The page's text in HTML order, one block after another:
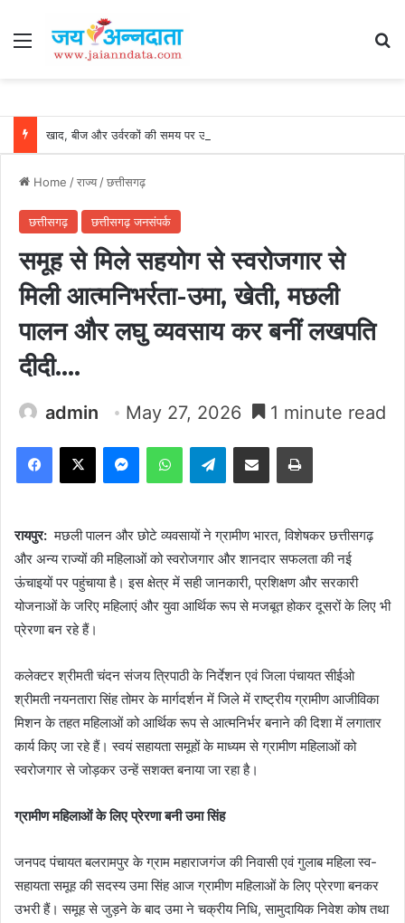
Menu
Home /राज्य/छत्तीसगढ़
छत्तीसगढ़ छत्तीसगढ़ जनसंपर्क
समूह से मिले सहयोग से स्वरोजगार से
मिली आत्मनिभर्रता-उमा, खेती, मछली
पालन और लघु व्यवसाय कर बनीं लखपति
दीदी….
admin May 27, 2026 1 minute read
Facebook
X MessengerWhatsAppTelegramShare via Email Print
रायपुर:मछली पालन और छोटे व्यवसायों ने ग्रामीण भारत, विशेषकर छत्तीसगढ़
और अन्य राज्यों की महिलाओं को स्वरोजगार और शानदार सफलता की नई
ऊंचाइयों पर पहुंचाया है। इस क्षेत्र में सही जानकारी, प्रशिक्षण और सरकारी
योजनाओं के जरिए महिलाएं और युवा आर्थिक रूप से मजबूत होकर दूसरों के लिए भी
प्रेरणा बन रहे हैं।
कलेक्टर श्रीमती चंदन संजय त्रिपाठी के निर्देशन एवं जिला पंचायत सीईओ
श्रीमती नयनतारा सिंह तोमर के मार्गदर्शन में जिले में राष्ट्रीय ग्रामीण आजीविका
मिशन के तहत महिलाओं को आर्थिक रूप से आत्मनिर्भर बनाने की दिशा में लगातार
कार्य किए जा रहे हैं। स्वयं सहायता समूहों के माध्यम से ग्रामीण महिलाओं को
स्वरोजगार से जोड़कर उन्हें सशक्त बनाया जा रहा है।
ग्रामीण महिलाओं के लिए प्रेरणा बनी उमा सिंह
जनपद पंचायत बलरामपुर के ग्राम महाराजगंज की निवासी एवं गुलाब महिला स्व-
सहायता समूह की सदस्य उमा सिंह आज ग्रामीण महिलाओं के लिए प्रेरणा बनकर
उभरी हैं। समूह से जुड़ने के बाद उमा ने चक्रीय निधि, सामुदायिक निवेश कोष तथा